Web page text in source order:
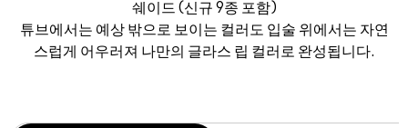
쉐이드 (신규 9종 포함)
튜브에서는 예상 밖으로 보이는 컬러도 입술 위에서는 자연
스럽게 어우러져 나만의 글라스 립 컬러로 완성됩니다.